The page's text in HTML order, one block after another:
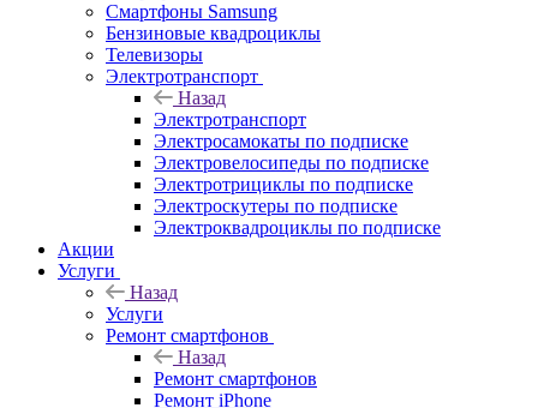
Смартфоны Samsung
Бензиновые квадроциклы
Телевизоры
Электротранспорт
Назад
Электротранспорт
Электросамокаты по подписке
Электровелосипеды по подписке
Электротрициклы по подписке
Электроскутеры по подписке
Электроквадроциклы по подписке
Акции
Услуги
Назад
Услуги
Ремонт смартфонов
Назад
Ремонт смартфонов
Ремонт iPhone